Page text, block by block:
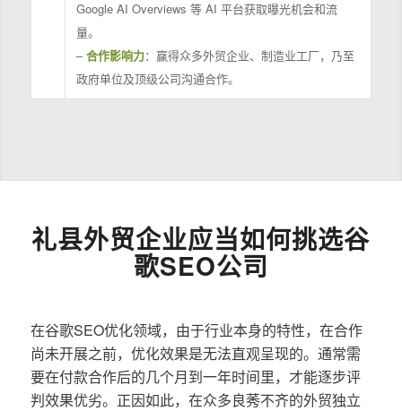
Google AI Overviews 等 AI 平台获取曝光机会和流
量。
–合作影响力：赢得众多外贸企业、制造业工厂，乃至
政府单位及顶级公司沟通合作。
礼县外贸企业应当如何挑选谷
歌SEO公司
在谷歌SEO优化领域，由于行业本身的特性，在合作
尚未开展之前，优化效果是无法直观呈现的。通常需
要在付款合作后的几个月到一年时间里，才能逐步评
判效果优劣。正因如此，在众多良莠不齐的外贸独立